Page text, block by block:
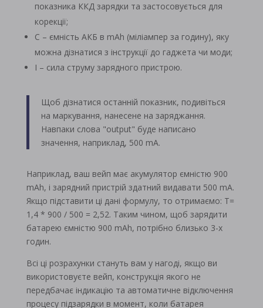
показника ККД зарядки та застосовується для
корекції;
C – ємність АКБ в mAh (міліампер за годину), яку
можна дізнатися з інструкції до гаджета чи моди;
I – сила струму зарядного пристрою.
Щоб дізнатися останній показник, подивіться
на маркування, нанесене на заряджання.
Навпаки слова "output" буде написано
значення, наприклад, 500 mA.
Наприклад, ваш вейп має акумулятор ємністю 900
mAh, і зарядний пристрій здатний видавати 500 mA.
Якщо підставити ці дані формулу, то отримаємо: T=
1,4 * 900 / 500 = 2,52. Таким чином, щоб зарядити
батарею ємністю 900 mAh, потрібно близько 3-х
годин.
Всі ці розрахунки стануть вам у нагоді, якщо ви
використовуєте вейп, конструкція якого не
передбачає індикацію та автоматичне відключення
процесу підзарядки в момент, коли батарея